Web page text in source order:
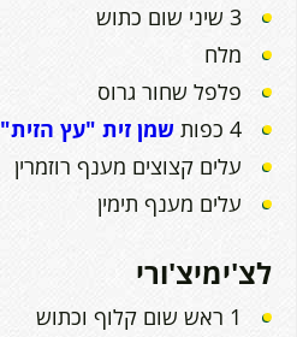
3 שיני שום כתוש
מלח
פלפל שחור גרוס
4 כפות
שמן זית "עץ הזית"
עלים קצוצים מענף רוזמרין
עלים מענף תימין
לצ'ימיצ'ורי
1 ראש שום קלוף וכתוש